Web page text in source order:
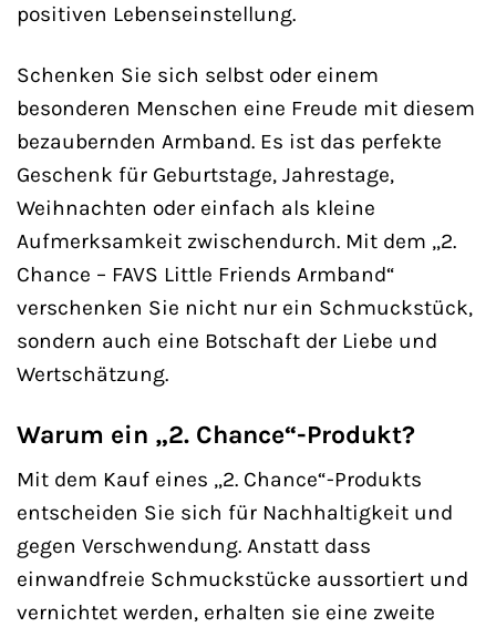
positiven Lebenseinstellung.
Schenken Sie sich selbst oder einem
besonderen Menschen eine Freude mit diesem
bezaubernden Armband. Es ist das perfekte
Geschenk für Geburtstage, Jahrestage,
Weihnachten oder einfach als kleine
Aufmerksamkeit zwischendurch. Mit dem „2.
Chance – FAVS Little Friends Armband“
verschenken Sie nicht nur ein Schmuckstück,
sondern auch eine Botschaft der Liebe und
Wertschätzung.
Warum ein „2. Chance“-Produkt?
Mit dem Kauf eines „2. Chance“-Produkts
entscheiden Sie sich für Nachhaltigkeit und
gegen Verschwendung. Anstatt dass
einwandfreie Schmuckstücke aussortiert und
vernichtet werden, erhalten sie eine zweite